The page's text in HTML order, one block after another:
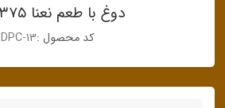
دوغ با طعم نعنا ۱۳۷۵ گرم
کد محصول :DPC-13